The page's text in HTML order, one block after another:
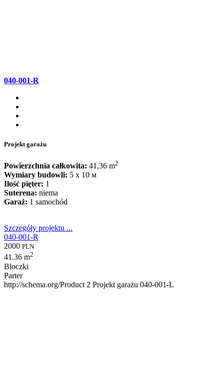
040-001-R
Projekt garażu
Powierzchnia całkowita: 41,36 m2
Wymiary budowli: 5 x 10 м
Ilość pięter: 1
Suterena: niema
Garaż: 1 samochód
Szczegóły projektu ...
040-001-R
2000 PLN
41.36 m2
Bloczki
Parter
http://schema.org/Product 2 Projekt garażu 040-001-L